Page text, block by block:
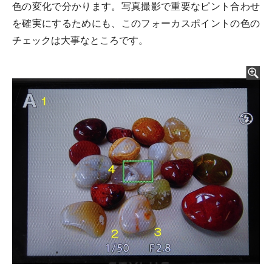
色の変化で分かります。写真撮影で重要なピント合わせ
を確実にするためにも、このフォーカスポイントの色の
チェックは大事なところです。